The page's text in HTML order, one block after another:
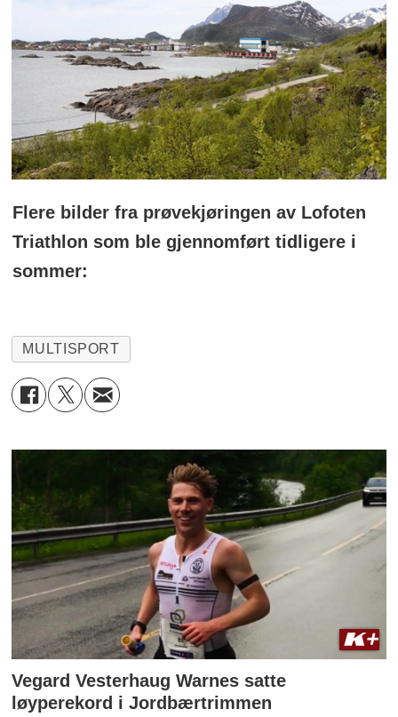
Flere bilder fra prøvekjøringen av Lofoten
Triathlon som ble gjennomført tidligere i
sommer:
MULTISPORT
Vegard Vesterhaug Warnes satte
løyperekord i Jordbærtrimmen